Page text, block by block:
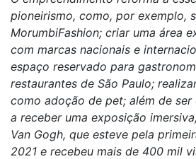
pioneirismo, como, por exemplo,
MorumbiFashion; criar uma área
com marcas nacionais e
espaço reservado para
restaurantes de São Paulo;
como adoção de pet; além de
a receber uma exposição
Van Gogh, que esteve pela
2021 e recebeu mais de 400 mil